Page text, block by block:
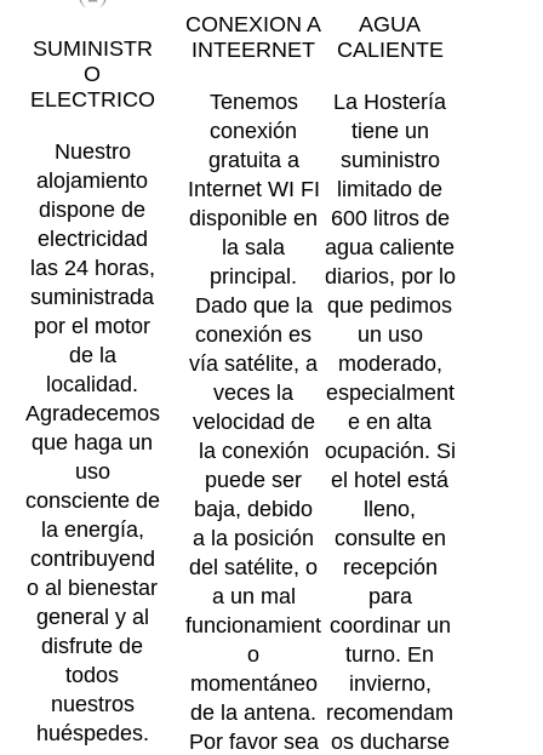
SUMINISTR
O
ELECTRICO
Nuestro
alojamiento
dispone de
electricidad
las 24 horas,
suministrada
por el motor
de la
localidad.
Agradecemos
que haga un
uso
consciente de
la energía,
contribuyend
o al bienestar
general y al
disfrute de
todos
nuestros
huéspedes.
CONEXION A
INTEERNET
Tenemos
conexión
gratuita a
Internet WI FI
disponible en
la sala
principal.
Dado que la
conexión es
vía satélite, a
veces la
velocidad de
la conexión
puede ser
baja, debido
a la posición
del satélite, o
a un mal
funcionamient
o
momentáneo
de la antena.
Por favor sea
AGUA
CALIENTE
La Hostería
tiene un
suministro
limitado de
600 litros de
agua caliente
diarios, por lo
que pedimos
un uso
moderado,
especialment
e en alta
ocupación. Si
el hotel está
lleno,
consulte en
recepción
para
coordinar un
turno. En
invierno,
recomendam
os ducharse